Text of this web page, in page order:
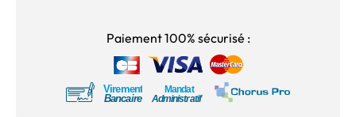
Paiement 100% sécurisé :